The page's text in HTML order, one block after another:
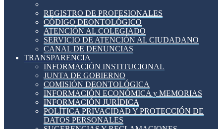
REGISTRO DE PROFESIONALES
CÓDIGO DEONTOLÓGICO
ATENCIÓN AL COLEGIADO
SERVICIO DE ATENCIÓN AL CIUDADANO
CANAL DE DENUNCIAS
TRANSPARENCIA
INFORMACIÓN INSTITUCIONAL
JUNTA DE GOBIERNO
COMISIÓN DEONTOLÓGICA
INFORMACIÓN ECONÓMICA y MEMORIAS
INFORMACIÓN JURÍDICA
POLÍTICA PRIVACIDAD Y PROTECCIÓN DE
DATOS PERSONALES